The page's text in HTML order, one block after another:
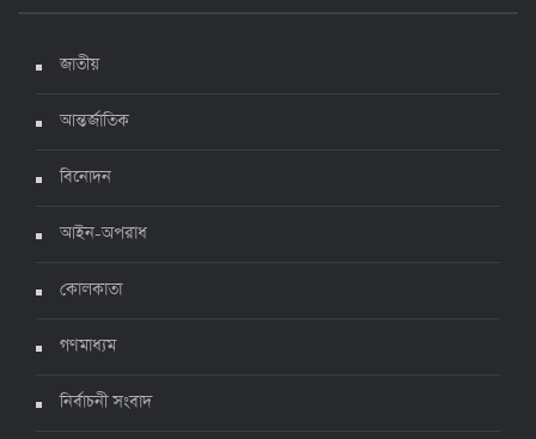
ঊর্ধ্বগতিতে সংক্রমণ, স্বাস্থ্যবিধিতে উদাসীনতা
জাতীয়
আন্তর্জাতিক
বিনোদন
আইন-অপরাধ
কোলকাতা
গণমাধ্যম
নির্বাচনী সংবাদ